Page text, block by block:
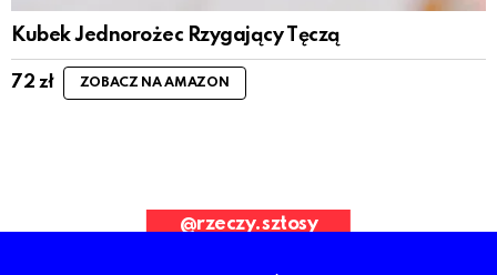
Kubek Jednorożec Rzygający Tęczą
72 zł ZOBACZ NA AMAZON
Request. Error validating application
@rzeczy.sztosy